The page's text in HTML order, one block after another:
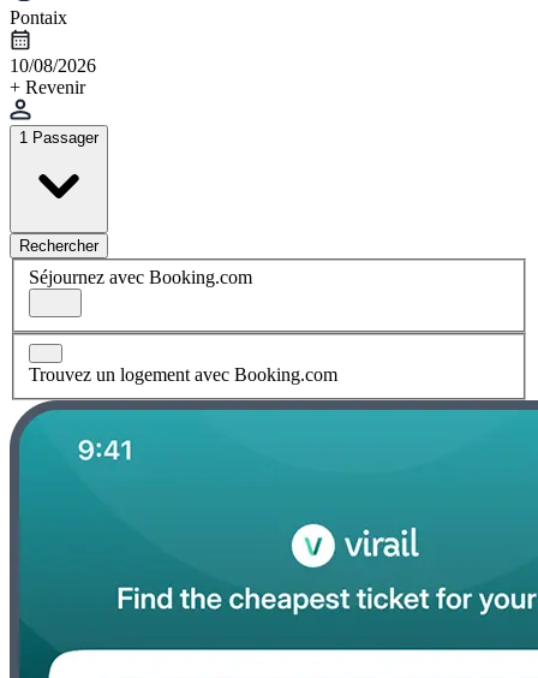
Pontaix
10/08/2026
+ Revenir
1 Passager
Rechercher
Séjournez avec Booking.com
Trouvez un logement avec Booking.com